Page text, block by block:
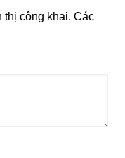
thị công khai. Các